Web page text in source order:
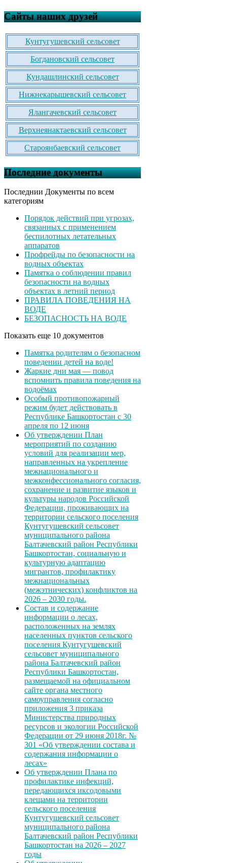
Сайты наших друзей
Кунтугушевский сельсовет
Богдановский сельсовет
Кундашлинский сельсовет
Нижнекарышевский сельсовет
Ялангачевский сельсовет
Верхнеянактаевский сельсовет
Староянбаевский сельсовет
Последние документы
Последнии Документы по всем
категориям
Порядок действий при угрозах,
связанных с применением
беспилотных летательных
аппаратов
Профрейды по безопасности на
водных объектах
Памятка о соблюдении правил
безопасности на водных
объектах в летний период
ПРАВИЛА ПОВЕДЕНИЯ НА
ВОДЕ
БЕЗОПАСНОСТЬ НА ВОДЕ
Показать еще 10 документов
Памятка родителям о безопасном
поведении детей на воде!
Жаркие дни мая — повод
вспомнить правила поведения на
водоёмах
Особый противопожарный
режим будет действовать в
Республике Башкортостан с 30
апреля по 12 июня
Об утверждении План
мероприятий по созданию
условий для реализации мер,
направленных на укрепление
межнационального и
межконфессионального согласия,
сохранение и развитие языков и
культуры народов Российской
Федерации, проживающих на
территории сельского поселения
Кунтугушевский сельсовет
муниципального района
Балтачевский район Республики
Башкортостан, социальную и
культурную адаптацию
мигрантов, профилактику
межнациональных
(межэтнических) конфликтов на
2026 – 2030 годы.
Состав и содержание
информации о лесах,
расположенных на землях
населенных пунктов сельского
поселения Кунтугушевский
сельсовет муниципального
района Балтачевский район
Республики Башкортостан,
размещаемой на официальном
сайте органа местного
самоуправления согласно
приложения 3 приказа
Министерства природных
ресурсов и экологии Российской
Федерации от 29 июня 2018г. №
301 «Об утверждении состава и
содержания информации о
лесах»
Об утверждении Плана по
профилактике инфекций,
передающихся иксодовыми
клещами на территории
сельского поселения
Кунтугушевский сельсовет
муниципального района
Балтачевский район Республики
Башкортостан на 2026 – 2027
годы